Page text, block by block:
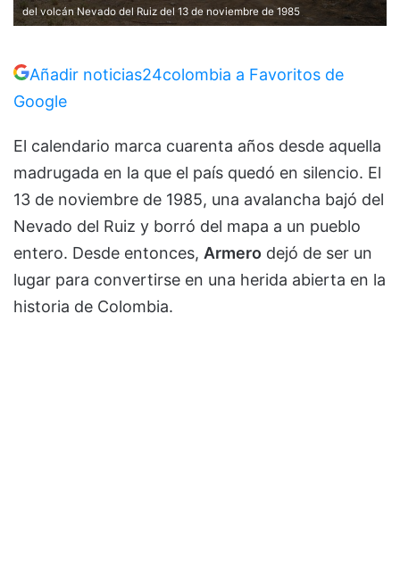
del volcán Nevado del Ruiz del 13 de noviembre de 1985
Añadir noticias24colombia a Favoritos de
Google
El calendario marca cuarenta años desde aquella
madrugada en la que el país quedó en silencio. El
13 de noviembre de 1985, una avalancha bajó del
Nevado del Ruiz y borró del mapa a un pueblo
entero. Desde entonces, Armero dejó de ser un
lugar para convertirse en una herida abierta en la
historia de Colombia.